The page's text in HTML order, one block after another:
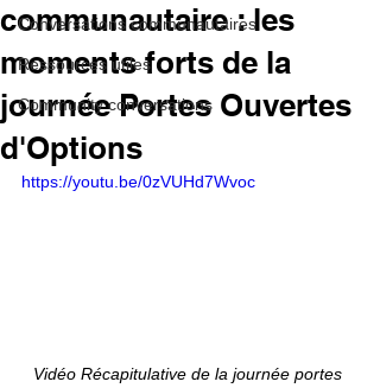
Conversations communautaires
Ressources utiles
Community conversations
communautaire : les
moments forts de la
journée Portes Ouvertes
d'Options
https://youtu.be/0zVUHd7Wvoc
Vidéo Récapitulative de la journée portes